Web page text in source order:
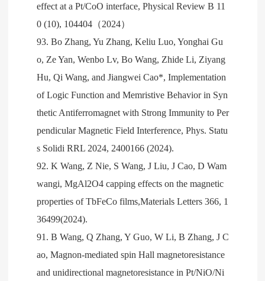
effect at a Pt/CoO interface, Physical Review B 11
0 (10), 104404（2024）
93. Bo Zhang, Yu Zhang, Keliu Luo, Yonghai Gu
o, Ze Yan, Wenbo Lv, Bo Wang, Zhide Li, Ziyang
Hu, Qi Wang, and Jiangwei Cao*, Implementation
of Logic Function and Memristive Behavior in Syn
thetic Antiferromagnet with Strong Immunity to Per
pendicular Magnetic Field Interference, Phys. Statu
s Solidi RRL 2024, 2400166 (2024).
92. K Wang, Z Nie, S Wang, J Liu, J Cao, D Wam
wangi, MgAl2O4 capping effects on the magnetic
properties of TbFeCo films,Materials Letters 366, 1
36499(2024).
91. B Wang, Q Zhang, Y Guo, W Li, B Zhang, J C
ao, Magnon-mediated spin Hall magnetoresistance
and unidirectional magnetoresistance in Pt/NiO/Ni